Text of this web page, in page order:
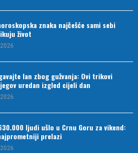
znaka najčešće sami sebi
život
lan zbog gužvanja: Ovi trikovi
uredan izgled cijeli dan
ljudi ušlo u Crnu Goru za vikend:
prelazi